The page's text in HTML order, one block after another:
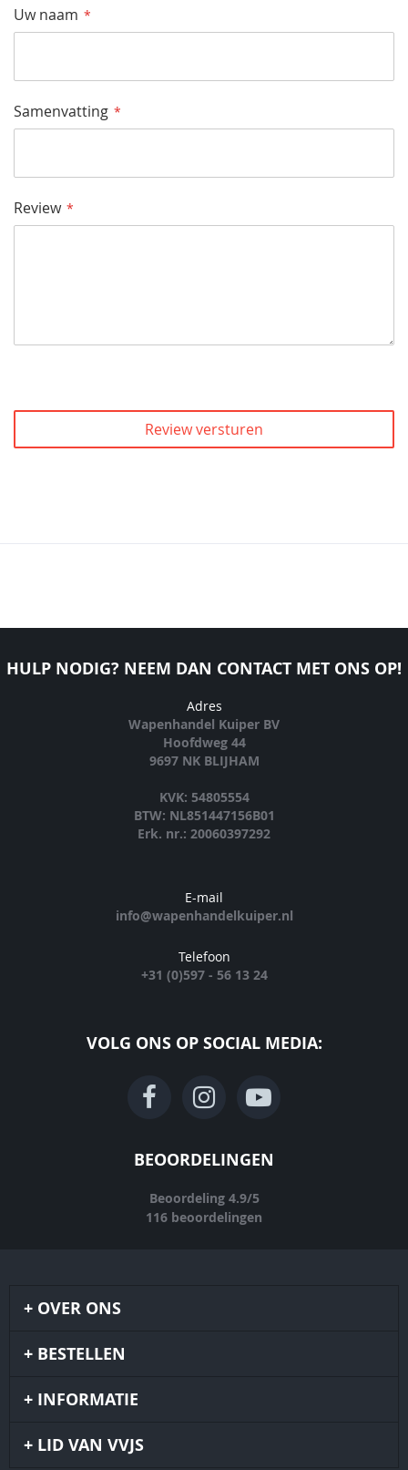
Uw naam
Samenvatting
Review
Review versturen
HULP NODIG? NEEM DAN CONTACT MET ONS OP!
Adres
Wapenhandel Kuiper BV
Hoofdweg 44
9697 NK BLIJHAM
KVK: 54805554
BTW: NL851447156B01
Erk. nr.: 20060397292
E-mail
info@wapenhandelkuiper.nl
Telefoon
+31 (0)597 - 56 13 24
VOLG ONS OP SOCIAL MEDIA:
BEOORDELINGEN
Beoordeling 4.9/5
116 beoordelingen
OVER ONS
BESTELLEN
INFORMATIE
LID VAN VVJS